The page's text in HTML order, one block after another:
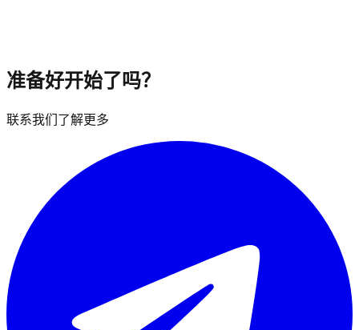
准备好开始了吗？
联系我们了解更多